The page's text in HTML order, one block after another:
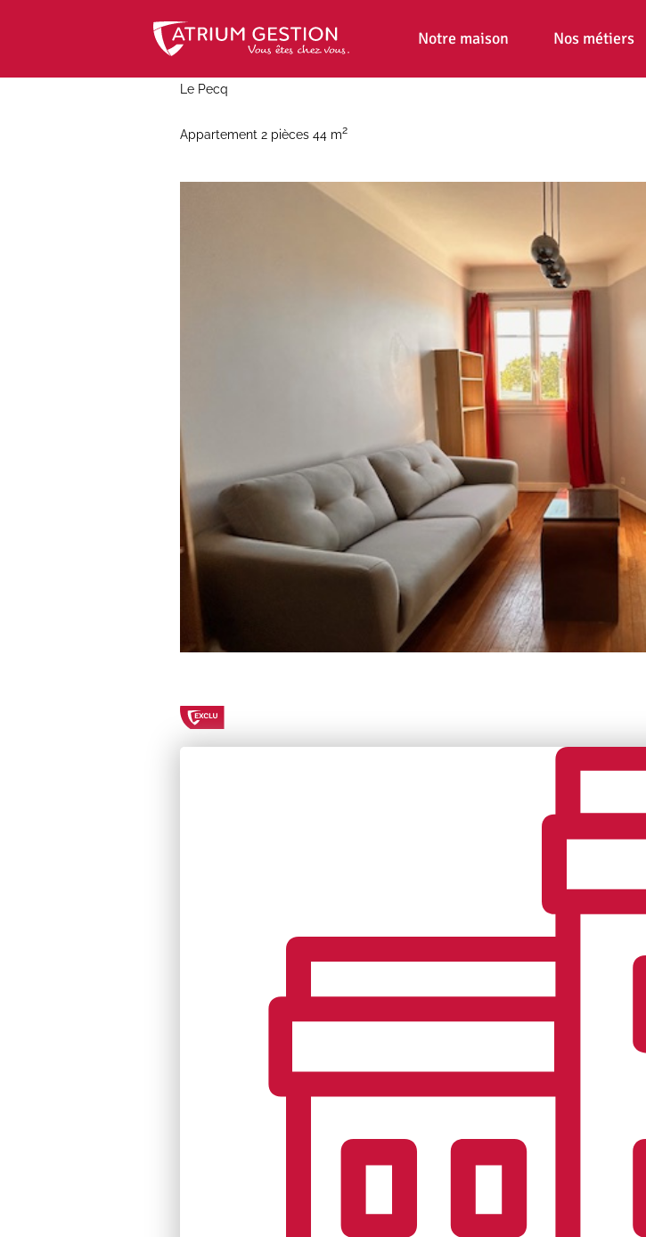
Notre maison Nos métiers
Le Pecq
Appartement 2 pièces 44 m2